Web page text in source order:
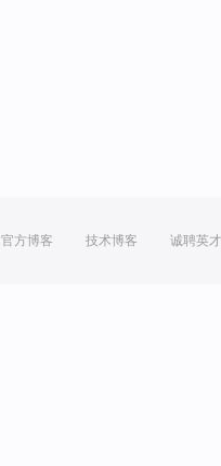
官方博客 技术博客 诚聘英才